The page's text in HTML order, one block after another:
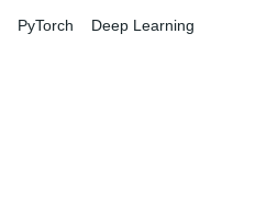
PyTorch
Deep Learning